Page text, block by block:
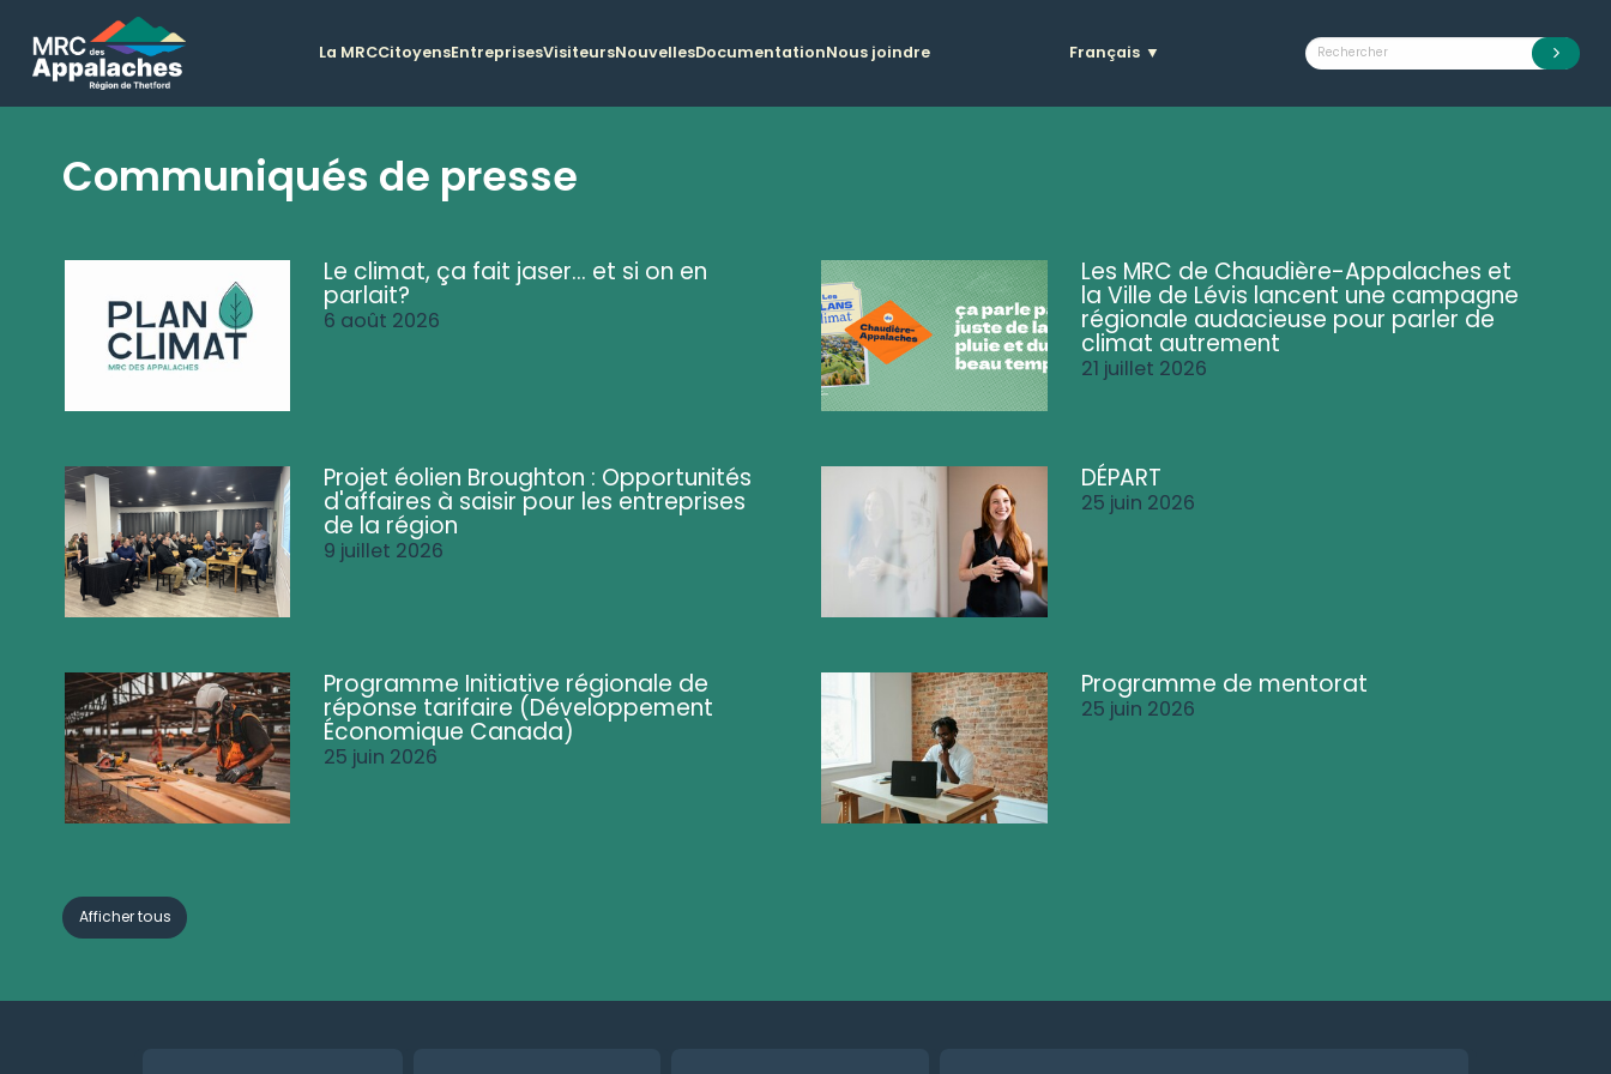
La MRCCitoyensEntreprisesVisiteursNouvellesDocumentationNous joindre Français ▼
Communiqués de presse
Le climat, ça fait jaser... et si on en
parlait?
6 août 2026
Les MRC de Chaudière-Appalaches et
la Ville de Lévis lancent une campagne
régionale audacieuse pour parler de
climat autrement
21 juillet 2026
Projet éolien Broughton : Opportunités
d'affaires à saisir pour les entreprises
de la région
9 juillet 2026
DÉPART
25 juin 2026
Programme Initiative régionale de
réponse tarifaire (Développement
Économique Canada)
25 juin 2026
Programme de mentorat
25 juin 2026
Afficher tous